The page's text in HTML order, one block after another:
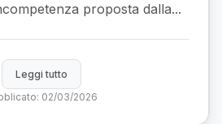
proposta dalla...
Leggi tutto
02/03/2026